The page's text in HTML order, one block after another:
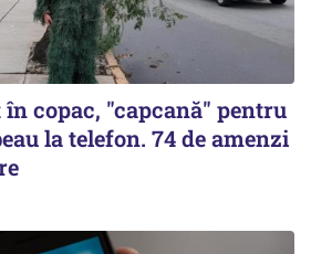
copac, "capcană" pentru
la telefon. 74 de amenzi